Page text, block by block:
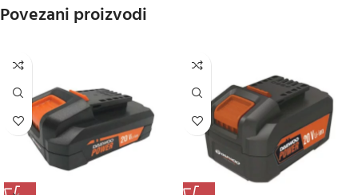
Povezani proizvodi